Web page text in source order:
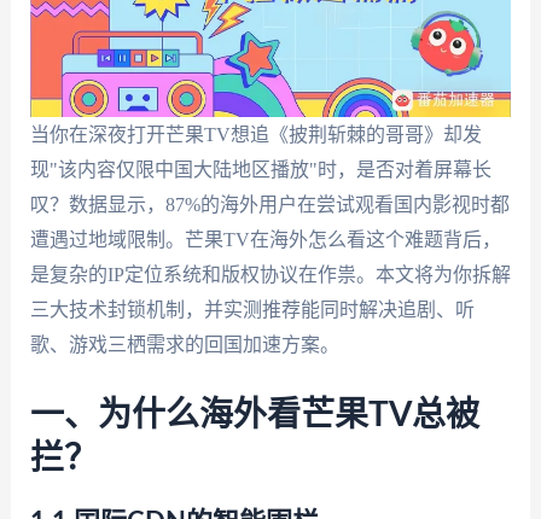
当你在深夜打开芒果TV想追《披荆斩棘的哥哥》却发
现"该内容仅限中国大陆地区播放"时，是否对着屏幕长
叹？数据显示，87%的海外用户在尝试观看国内影视时都
遭遇过地域限制。芒果TV在海外怎么看这个难题背后，
是复杂的IP定位系统和版权协议在作祟。本文将为你拆解
三大技术封锁机制，并实测推荐能同时解决追剧、听
歌、游戏三栖需求的回国加速方案。
一、为什么海外看芒果TV总被
拦？